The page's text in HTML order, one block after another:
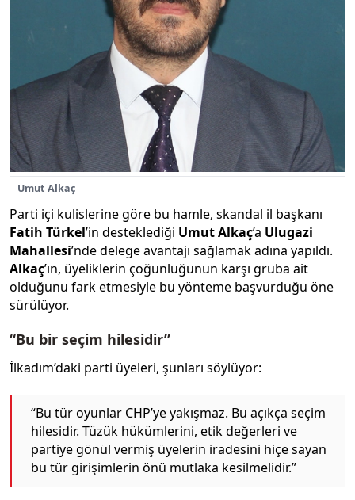
Umut Alkaç
Parti içi kulislerine göre bu hamle, skandal il başkanı
Fatih Türkel’in desteklediği Umut Alkaç’a Ulugazi
Mahallesi’nde delege avantajı sağlamak adına yapıldı.
Alkaç’ın, üyeliklerin çoğunluğunun karşı gruba ait
olduğunu fark etmesiyle bu yönteme başvurduğu öne
sürülüyor.
“Bu bir seçim hilesidir”
İlkadım’daki parti üyeleri, şunları söylüyor:
“Bu tür oyunlar CHP’ye yakışmaz. Bu açıkça seçim
hilesidir. Tüzük hükümlerini, etik değerleri ve
partiye gönül vermiş üyelerin iradesini hiçe sayan
bu tür girişimlerin önü mutlaka kesilmelidir.”